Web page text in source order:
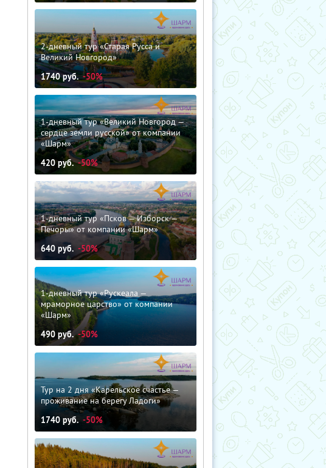
2-дневный тур «Старая Русса и
Великий Новгород»
1740руб. -50%
1-дневный тур «Великий Новгород —
сердце земли русской» от компании
«Шарм»
420 руб. -50%
1-дневный тур «Псков — Изборск —
Печоры» от компании «Шарм»
640 руб. -50%
1-дневный тур «Рускеала —
мраморное царство» от компании
«Шарм»
490 руб. -50%
Тур на 2 дня «Карельское счастье —
проживание на берегу Ладоги»
1740 руб. -50%